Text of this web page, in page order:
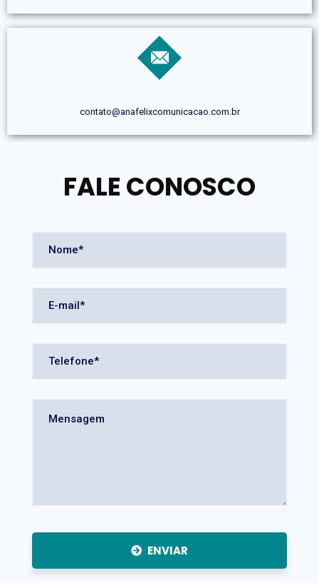
contato@anafelixcomunicacao.com.br
FALE CONOSCO
ENVIAR